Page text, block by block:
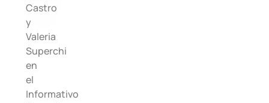
Castro
y
Valeria
Superchi
en
el
Informativo